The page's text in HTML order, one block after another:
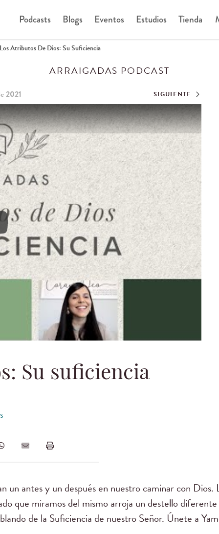
Podcasts Blogs Eventos Estudios Tienda
Los Atributos De Dios: Su Suficiencia
ARRAIGADAS PODCAST
2021 SIGUIENTE
de Dios: Su suficiencia
Su suficiencia
un antes y un después en nuestro caminar con Dios.
que miramos del mismo arroja un destello
de la Suficiencia de nuestro Señor. Únete a